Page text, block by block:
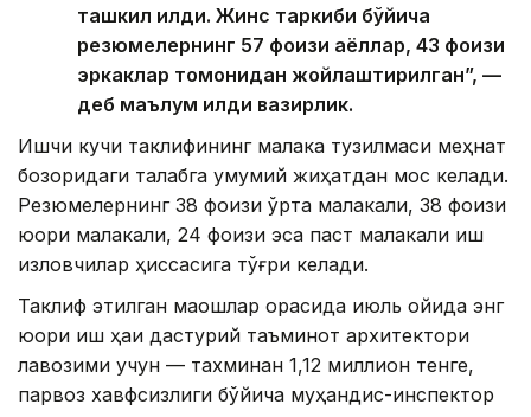
ташкил қилди. Жинс таркиби бўйича
резюмелернинг 57 фоизи аёллар, 43 фоизи
эркаклар томонидан жойлаштирилган”, —
деб маълум қилди вазирлик.
Ишчи кучи таклифининг малака тузилмаси меҳнат
бозоридаги талабга умумий жиҳатдан мос келади.
Резюмелернинг 38 фоизи ўрта малакали, 38 фоизи
юқори малакали, 24 фоизи эса паст малакали иш
изловчилар ҳиссасига тўғри келади.
Таклиф этилган маошлар орасида июль ойида энг
юқори иш ҳақи дастурий таъминот архитектори
лавозими учун — тахминан 1,12 миллион тенге,
парвоз хавфсизлиги бўйича муҳандис-инспектор